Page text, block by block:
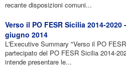
recante disposizioni comuni...
Verso il PO FESR Sicilia 2014-
giugno 2014
L'Executive Summary "Verso il PO
partecipato del PO FESR Sicilia 2014-
intende presentare le...